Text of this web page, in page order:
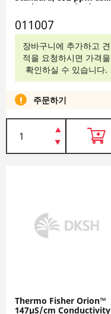
NaCl TDS Standard, 5 x
011007
장바구니에 추가하고 견
적을 요청하시면 가격을
확인하실 수 있습니다.
주문하기
Thermo Fisher Orion™
147µS/cm Conductivity